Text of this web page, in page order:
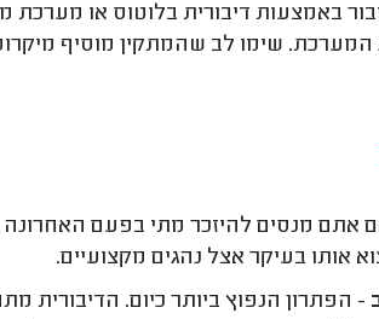
באמצעות דיבורית בלוטוס או
שימו לב שהמתקין מוסיף
אתם מנסים להיזכר מתי בפעם
אותו בעיקר אצל נהגים מקצועיים.
- הפתרון הנפוץ ביותר כיום.